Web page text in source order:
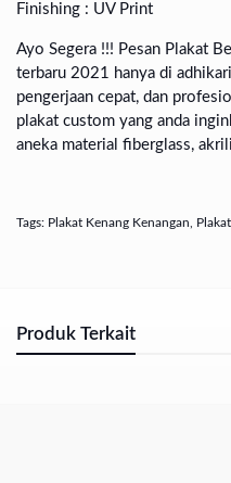
Finishing : UV Print
Ayo Segera !!! Pesan Plakat
terbaru 2021 hanya di
pengerjaan cepat, dan
plakat custom yang anda
aneka material fiberglass,
Tags: Plakat Kenang Kenangan
Produk Terkait